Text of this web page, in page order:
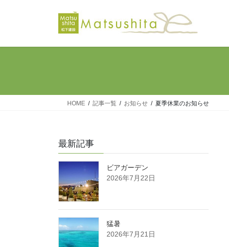
HOME 記事一覧 お知らせ 夏季休業のお知らせ
最新記事
ビアガーデン
2026年7月22日
猛暑
2026年7月21日